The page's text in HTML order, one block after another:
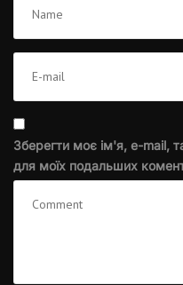
Зберегти моє ім'я, e-mail,
для моїх подальших